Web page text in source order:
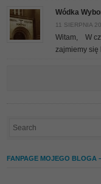
Wódka
11 SIERPNIA
Witam, W
zajmiemy się
FANPAGE MOJEGO BLOGA